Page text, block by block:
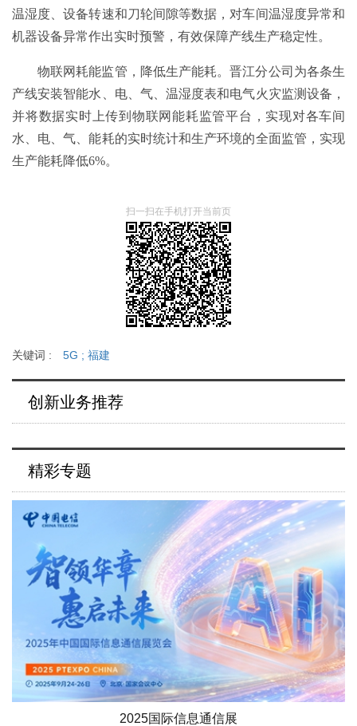
温湿度、设备转速和刀轮间隙等数据，对车间温湿度异常和
机器设备异常作出实时预警，有效保障产线生产稳定性。
物联网耗能监管，降低生产能耗。晋江分公司为各条生
产线安装智能水、电、气、温湿度表和电气火灾监测设备，
并将数据实时上传到物联网能耗监管平台，实现对各车间
水、电、气、能耗的实时统计和生产环境的全面监管，实现
生产能耗降低6%。
扫一扫在手机打开当前页
关键词 : 5G ; 福建
创新业务推荐
精彩专题
2025国际信息通信展